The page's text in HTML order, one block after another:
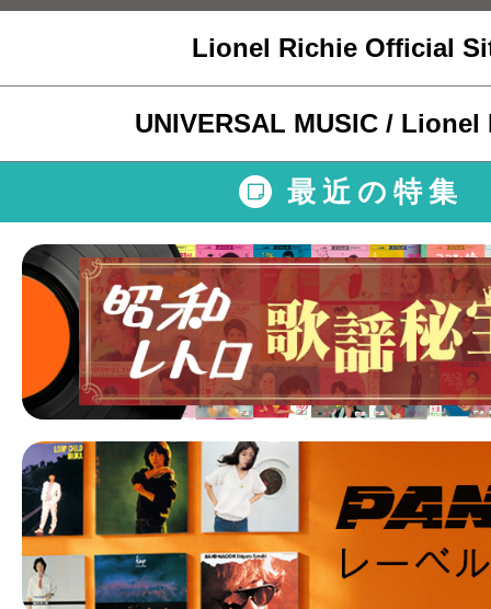
Lionel Richie Official
UNIVERSAL MUSIC / Lionel
最近の特集